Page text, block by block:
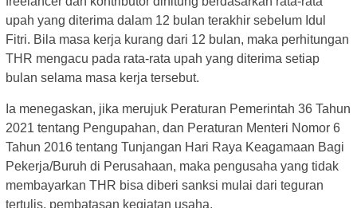
upah yang diterima dalam 12 bulan terakhir sebelum Idul
Fitri. Bila masa kerja kurang dari 12 bulan, maka perhitungan
THR mengacu pada rata-rata upah yang diterima setiap
bulan selama masa kerja tersebut.
Ia menegaskan, jika merujuk Peraturan Pemerintah 36 Tahun
2021 tentang Pengupahan, dan Peraturan Menteri Nomor 6
Tahun 2016 tentang Tunjangan Hari Raya Keagamaan Bagi
Pekerja/Buruh di Perusahaan, maka pengusaha yang tidak
membayarkan THR bisa diberi sanksi mulai dari teguran
tertulis, pembatasan kegiatan usaha.